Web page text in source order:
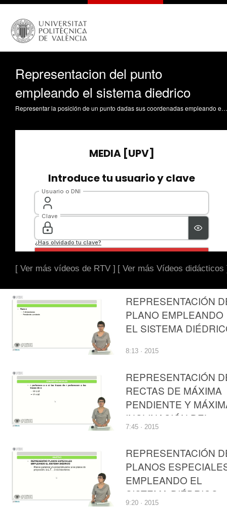
Representacion del punto
empleando el sistema diedrico
Representar la posición de un punto dadas sus coordenadas empleando el sistema diédrico Defez Garcia, B. (2014). Representacion del punto empleando el sistema diedrico. https://riunet.upv.es/handle/10251/38204
[ Ver más vídeos de RTV ] [ Ver más Vídeos didácticos
REPRESENTACIÓN
PLANO EMPLEANDO
EL SISTEMA
8:13 · 2015
REPRESENTACIÓN
RECTAS DE MÁXIMA
PENDIENTE Y
INCLINACIÓN DEL
PLANO EMPLEANDO
EL SISTEMA
7:45 · 2015
REPRESENTACIÓN
PLANOS
EMPLEANDO EL
SISTEMA DIÉDRICO
9:20 · 2015